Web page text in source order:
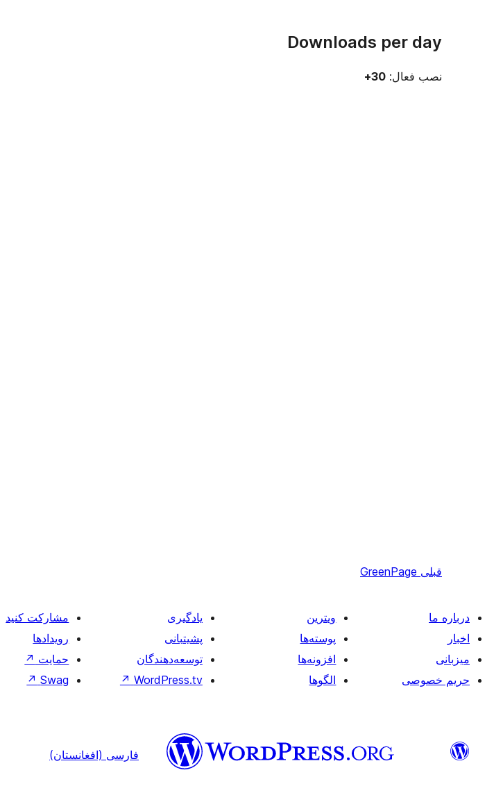
Downloads per day
نصب فعال: 30+
قبلی GreenPage
درباره ما
اخبار
میزبانی
حریم خصوصی
ویترین
پوسته‌ها
افزونه‌ها
الگوها
یادگیری
پشیتبانی
توسعه‌دهندگان
WordPress.tv
↗
مشارکت کنید
رویدادها
حمایت ↗
Swag
↗
فارسی (افغانستان)